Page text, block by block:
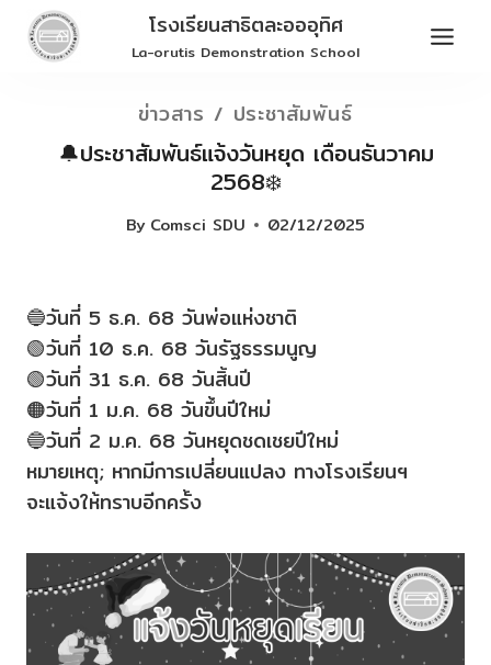
Skip
โรงเรียนสาธิตละอออุทิศ
La-orutis Demonstration School
ข่าวสาร / ประชาสัมพันธ์
🔔ประชาสัมพันธ์แจ้งวันหยุด เดือนธันวาคม
2568❄️
By Comsci SDU 02/12/2025
🔵วันที่ 5 ธ.ค. 68 วันพ่อแห่งชาติ
🟢วันที่ 10 ธ.ค. 68 วันรัฐธรรมนูญ
🟢วันที่ 31 ธ.ค. 68 วันสิ้นปี
🟠วันที่ 1 ม.ค. 68 วันขึ้นปีใหม่
🔵วันที่ 2 ม.ค. 68 วันหยุดชดเชยปีใหม่
หมายเหตุ; หากมีการเปลี่ยนแปลง ทางโรงเรียนฯ
จะแจ้งให้ทราบอีกครั้ง